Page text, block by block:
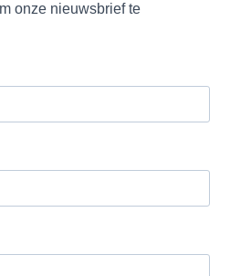
onze nieuwsbrief te